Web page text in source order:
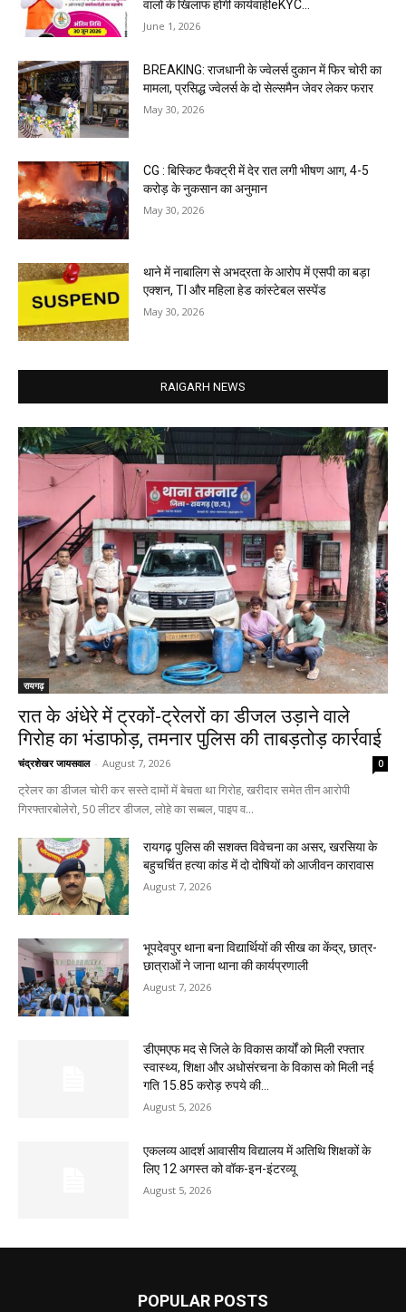
वालों के खिलाफ होगी कार्यवाहीeKYC...
June 1, 2026
BREAKING: राजधानी के ज्वेलर्स दुकान में फिर चोरी का
मामला, प्रसिद्ध ज्वेलर्स के दो सेल्समैन जेवर लेकर फरार
May 30, 2026
CG : बिस्किट फैक्ट्री में देर रात लगी भीषण आग, 4-5
करोड़ के नुकसान का अनुमान
May 30, 2026
थाने में नाबालिग से अभद्रता के आरोप में एसपी का बड़ा
एक्शन, TI और महिला हेड कांस्टेबल सस्पेंड
May 30, 2026
RAIGARH NEWS
रायगढ़
रात के अंधेरे में ट्रकों-ट्रेलरों का डीजल उड़ाने वाले
गिरोह का भंडाफोड़, तमनार पुलिस की ताबड़तोड़ कार्रवाई
चंद्रशेखर जायसवाल - August 7, 2026 0
ट्रेलर का डीजल चोरी कर सस्ते दामों में बेचता था गिरोह, खरीदार समेत तीन आरोपी
गिरफ्तारबोलेरो, 50 लीटर डीजल, लोहे का सब्बल, पाइप व...
रायगढ़ पुलिस की सशक्त विवेचना का असर, खरसिया के
बहुचर्चित हत्या कांड में दो दोषियों को आजीवन कारावास
August 7, 2026
भूपदेवपुर थाना बना विद्यार्थियों की सीख का केंद्र, छात्र-
छात्राओं ने जाना थाना की कार्यप्रणाली
August 7, 2026
डीएमएफ मद से जिले के विकास कार्यों को मिली रफ्तार
स्वास्थ्य, शिक्षा और अधोसंरचना के विकास को मिली नई
गति 15.85 करोड़ रुपये की...
August 5, 2026
एकलव्य आदर्श आवासीय विद्यालय में अतिथि शिक्षकों के
लिए 12 अगस्त को वॉक-इन-इंटरव्यू
August 5, 2026
POPULAR POSTS